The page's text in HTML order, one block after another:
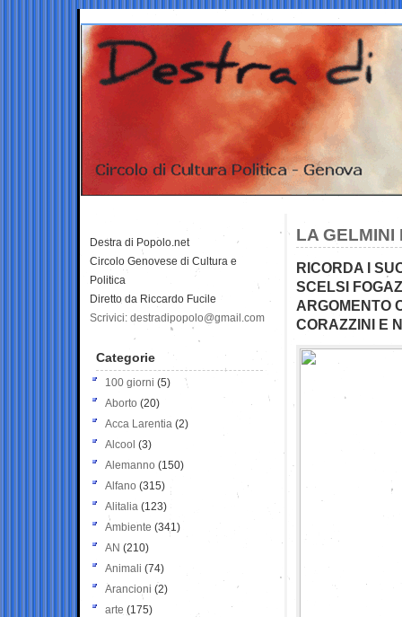
LA GELMINI
RICORDA I
SCELSI
ARGOMENTO
CORAZZINI E
Destra di Popolo.net
Circolo Genovese di Cultura e
Politica
Diretto da Riccardo Fucile
Scrivici: destradipopolo@gmail.com
Categorie
100 giorni (5)
Aborto (20)
Acca Larentia (2)
Alcool (3)
Alemanno (150)
Alfano (315)
Alitalia (123)
Ambiente (341)
AN (210)
Animali (74)
Arancioni (2)
arte (175)